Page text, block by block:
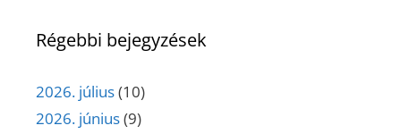
Régebbi bejegyzések
2026. július(10)
2026. június(9)